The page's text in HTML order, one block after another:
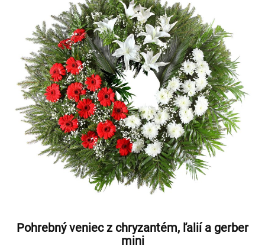
Pohrebný veniec z chryzantém, ľalií a gerber
mini